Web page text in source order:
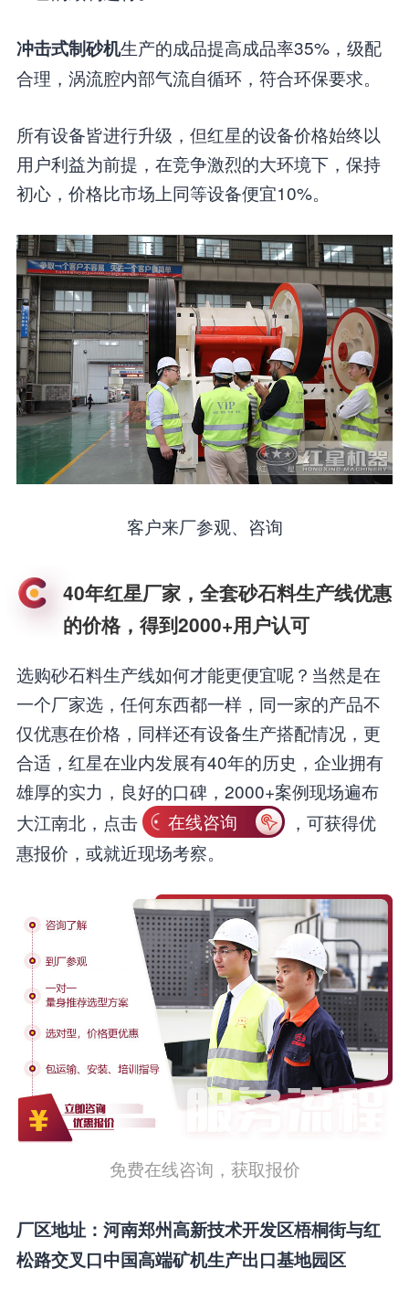
冲击式制砂机生产的成品提高成品率35%，级配
合理，涡流腔内部气流自循环，符合环保要求。
所有设备皆进行升级，但红星的设备价格始终以
用户利益为前提，在竞争激烈的大环境下，保持
初心，价格比市场上同等设备便宜10%。
客户来厂参观、咨询
40年红星厂家，全套砂石料生产线优惠
的价格，得到2000+用户认可
选购砂石料生产线如何才能更便宜呢？当然是在
一个厂家选，任何东西都一样，同一家的产品不
仅优惠在价格，同样还有设备生产搭配情况，更
合适，红星在业内发展有40年的历史，企业拥有
雄厚的实力，良好的口碑，2000+案例现场遍布
大江南北，点击
在线咨询
，可获得优
惠报价，或就近现场考察。
免费在线咨询，获取报价
厂区地址：河南郑州高新技术开发区梧桐街与红
松路交叉口中国高端矿机生产出口基地园区